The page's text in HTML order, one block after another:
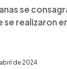
se
realizaron
de 2024